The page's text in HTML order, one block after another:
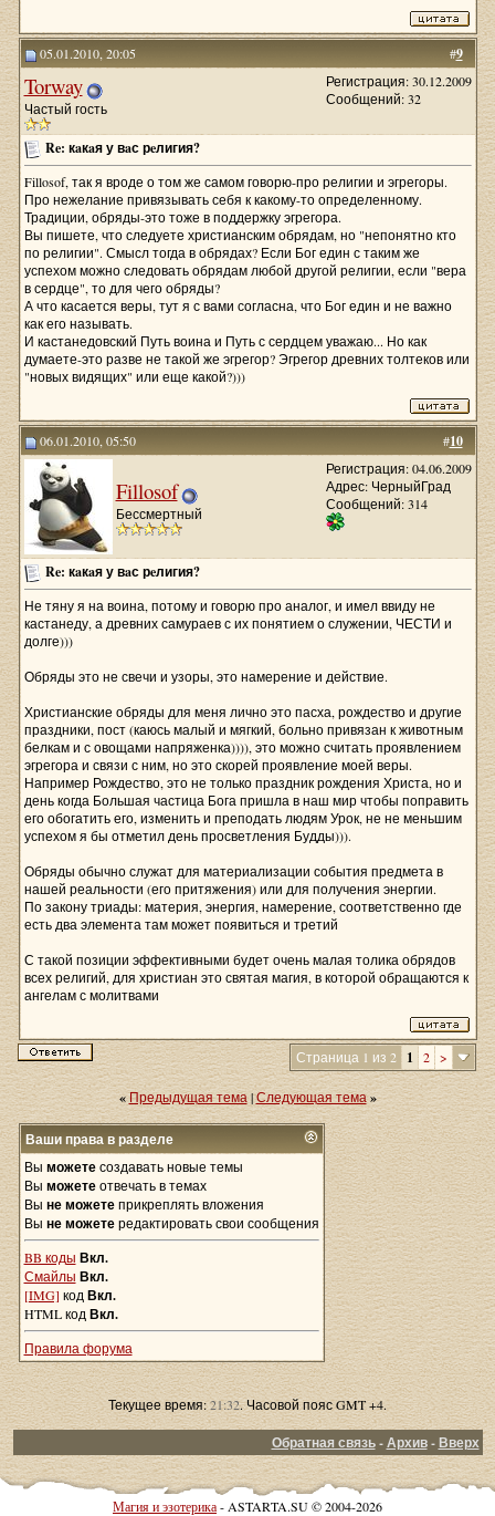
#9
05.01.2010, 20:05
Torway
Частый гость
Регистрация: 30.12.2009
Сообщений: 32
Re: кaкaя у вaс рeлигия?
Fillosof, так я вроде о том же самом говорю-про религии и эгрегоры.
Про нежелание привязывать себя к какому-то определенному.
Традиции, обряды-это тоже в поддержку эгрегора.
Вы пишете, что следуете христианским обрядам, но "непонятно кто
по религии". Смысл тогда в обрядах? Если Бог един с таким же
успехом можно следовать обрядам любой другой религии, если "вера
в сердце", то для чего обряды?
А что касается веры, тут я с вами согласна, что Бог един и не важно
как его называть.
И кастанедовский Путь воина и Путь с сердцем уважаю... Но как
думаете-это разве не такой же эгрегор? Эгрегор древних толтеков или
"новых видящих" или еще какой?)))
#10
06.01.2010, 05:50
Fillosof
Бессмертный
Регистрация: 04.06.2009
Адрес: ЧерныйГрад
Сообщений: 314
Re: кaкaя у вaс рeлигия?
Не тяну я на воина, потому и говорю про аналог, и имел ввиду не
кастанеду, а древних самураев с их понятием о служении, ЧЕСТИ и
долге)))
Обряды это не свечи и узоры, это намерение и действие.
Христианские обряды для меня лично это пасха, рождество и другие
праздники, пост (каюсь малый и мягкий, больно привязан к животным
белкам и с овощами напряженка)))), это можно считать проявлением
эгрегора и связи с ним, но это скорей проявление моей веры.
Например Рождество, это не только праздник рождения Христа, но и
день когда Большая частица Бога пришла в наш мир чтобы поправить
его обогатить его, изменить и преподать людям Урок, не не меньшим
успехом я бы отметил день просветления Будды))).
Обряды обычно служат для материализации события предмета в
нашей реальности (его притяжения) или для получения энергии.
По закону триады: материя, энергия, намерение, соответственно где
есть два элемента там может появиться и третий
С такой позиции эффективными будет очень малая толика обрядов
всех религий, для христиан это святая магия, в которой обращаются к
ангелам с молитвами
Страница 1 из 2 1 2 >
«Предыдущая тема|Следующая тема »
Ваши права в разделе
Вы можетесоздавать новые темы
Вы можетеотвечать в темах
Вы не можетеприкреплять вложения
Вы не можетередактировать свои сообщения
BB коды Вкл.
Смайлы Вкл.
[IMG] код Вкл.
HTML код Вкл.
Правила форума
Текущее время:21:32. Часовой пояс GMT +4.
Обратная связь-Архив-Вверх
Магия и эзотерика- ASTARTA.SU © 2004-2026